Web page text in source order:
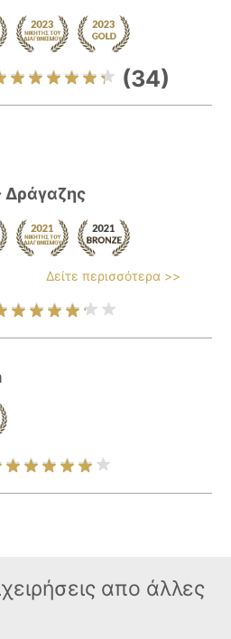
(34)
Δράγαζης
Δείτε περισσότερα >>
απο άλλες